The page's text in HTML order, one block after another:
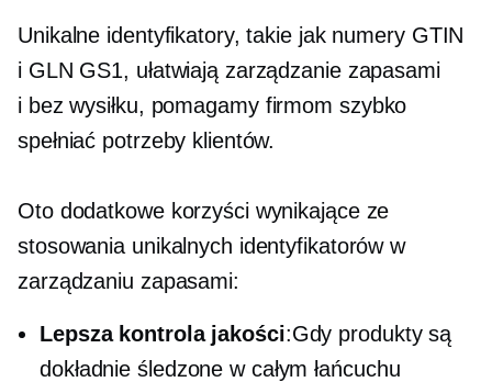
Unikalne identyfikatory, takie jak numery GTIN
i GLN GS1, ułatwiają zarządzanie zapasami
i bez wysiłku, pomagamy firmom szybko
spełniać potrzeby klientów.
Oto dodatkowe korzyści wynikające ze
stosowania unikalnych identyfikatorów w
zarządzaniu zapasami:
Lepsza kontrola jakości:Gdy produkty są
dokładnie śledzone w całym łańcuchu